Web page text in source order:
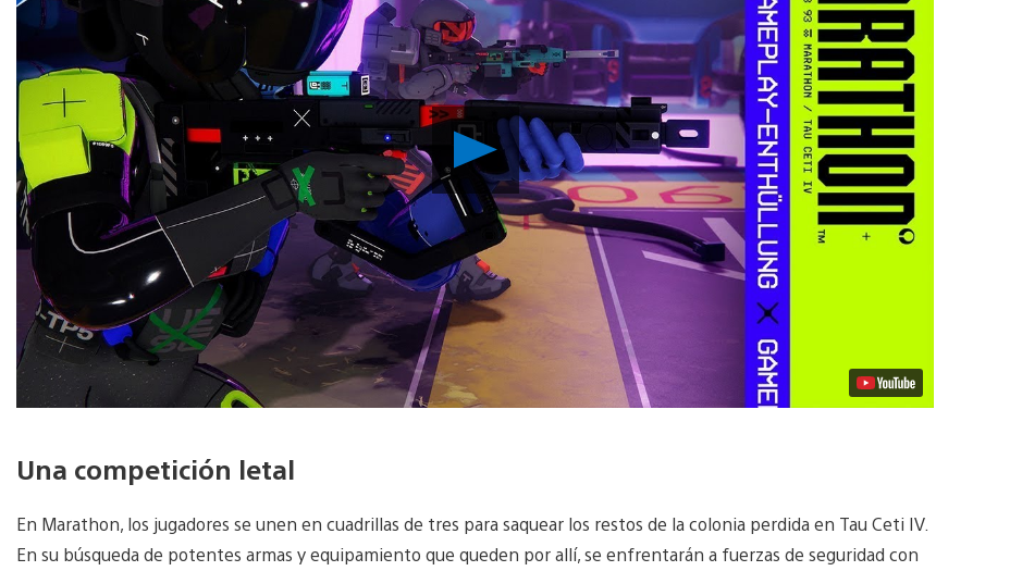
Reproducir
vídeo
Una competición letal
En Marathon, los jugadores se unen en cuadrillas de tres para saquear los restos de la colonia perdida en Tau Ceti IV.
En su búsqueda de potentes armas y equipamiento que queden por allí, se enfrentarán a fuerzas de seguridad con